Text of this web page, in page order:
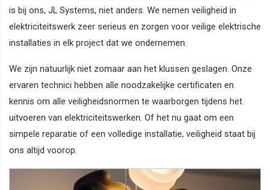
is bij ons, JL Systems, niet anders. We nemen veiligheid in
elektriciteitswerk zeer serieus en zorgen voor veilige elektrische
installaties in elk project dat we ondernemen.
We zijn natuurlijk niet zomaar aan het klussen geslagen. Onze
ervaren technici hebben alle noodzakelijke certificaten en
kennis om alle veiligheidsnormen te waarborgen tijdens het
uitvoeren van elektriciteitswerken. Of het nu gaat om een
simpele reparatie of een volledige installatie, veiligheid staat bij
ons altijd voorop.